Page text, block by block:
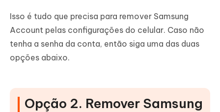
Isso é tudo que precisa para remover Samsung
Account pelas configurações do celular. Caso não
tenha a senha da conta, então siga uma das duas
opções abaixo.
Opção 2. Remover Samsung